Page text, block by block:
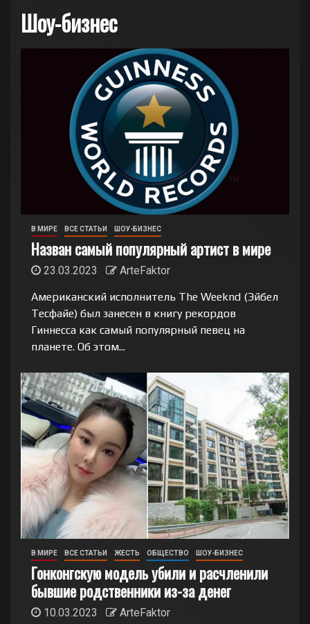
Шоу-бизнес
В МИРЕ ВСЕ СТАТЬИ ШОУ-БИЗНЕС
Назван самый популярный артист в мире
23.03.2023
ArteFaktor
Американский исполнитель The Weeknd (Эйбел
Тесфайе) был занесен в книгу рекордов
Гиннесса как самый популярный певец на
планете. Об этом...
В МИРЕ ВСЕ СТАТЬИ ЖЕСТЬ ОБЩЕСТВО ШОУ-БИЗНЕС
Гонконгскую модель убили и расчленили
бывшие родственники из-за денег
10.03.2023
ArteFaktor